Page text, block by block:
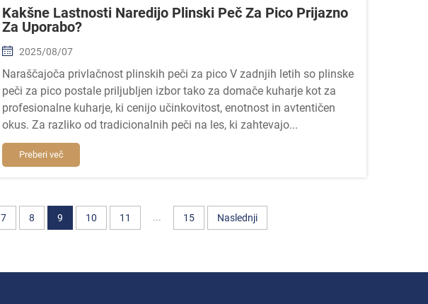
Kakšne Lastnosti Naredijo Plinski Peč Za Pico Prijazno
Za Uporabo?
2025/08/07
Naraščajoča privlačnost plinskih peči za pico V zadnjih letih so plinske
peči za pico postale priljubljen izbor tako za domače kuharje kot za
profesionalne kuharje, ki cenijo učinkovitost, enotnost in avtentičen
okus. Za razliko od tradicionalnih peči na les, ki zahtevajo...
Preberi več
7 8 9 10 11 ... 15 Naslednji